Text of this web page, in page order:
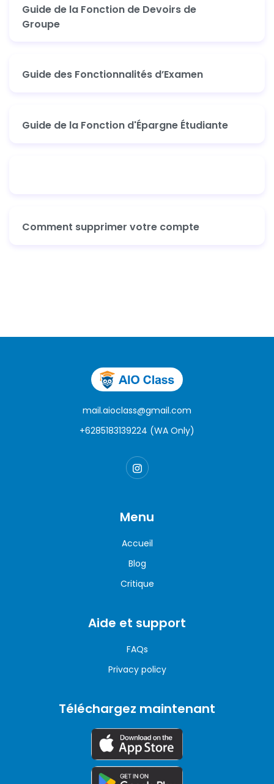
Guide de la Fonction de Devoirs de
Groupe
Guide des Fonctionnalités d’Examen
Guide de la Fonction d'Épargne Étudiante
Comment supprimer votre compte
mail.aioclass@gmail.com
+6285183139224 (WA Only)
Menu
Accueil
Blog
Critique
Aide et support
FAQs
Privacy policy
Téléchargez maintenant